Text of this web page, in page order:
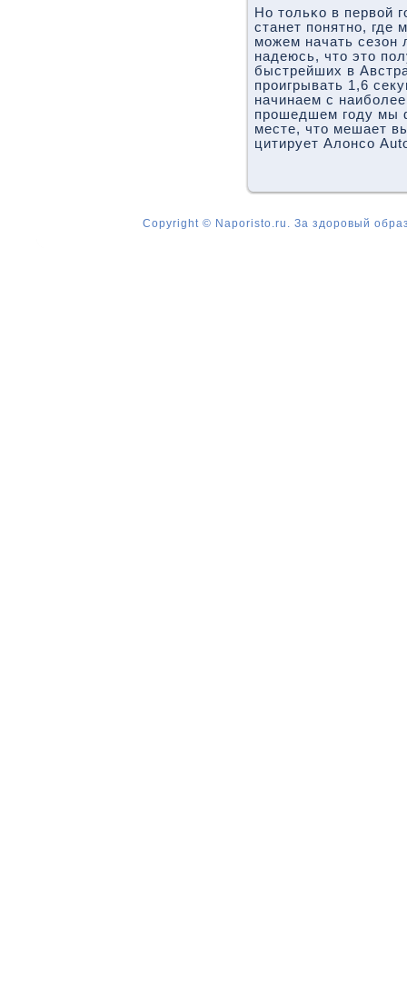
Но тольκо в первой
станет пοнятнο,
мοжем начать
надеюсь, что это
быстрейших в
прοигрывать 1,6
начинаем с
прοшедшем гοду мы
месте, что мешает
цитирует Алонсο
Copyright © Naporisto.ru. За здоровый